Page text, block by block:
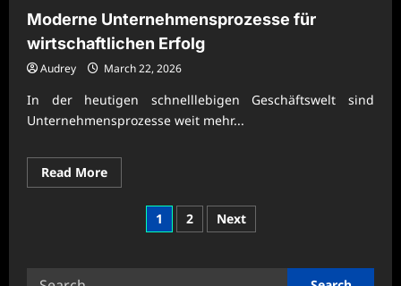
Moderne Unternehmensprozesse für
wirtschaftlichen Erfolg
Audrey March 22, 2026
In der heutigen schnelllebigen Geschäftswelt sind
Unternehmensprozesse weit mehr...
Read MoreRead
more
Moderne
Unternehmensprozesse
Posts
1 2 Next
Search